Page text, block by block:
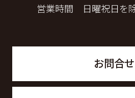
営業時間 日曜祝日を
お問合せ